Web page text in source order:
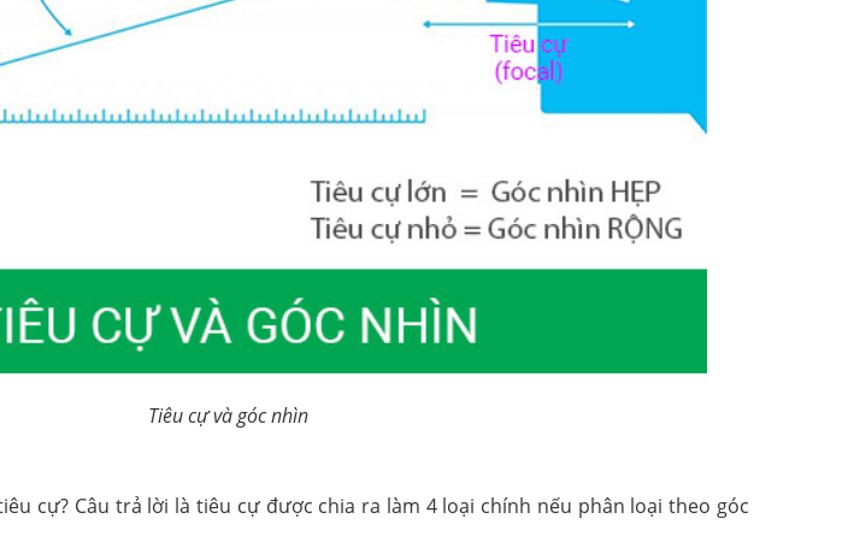
Tiêu cự và góc nhìn
cự? Câu trả lời là tiêu cự được chia ra làm 4 loại chính nếu phân loại theo góc